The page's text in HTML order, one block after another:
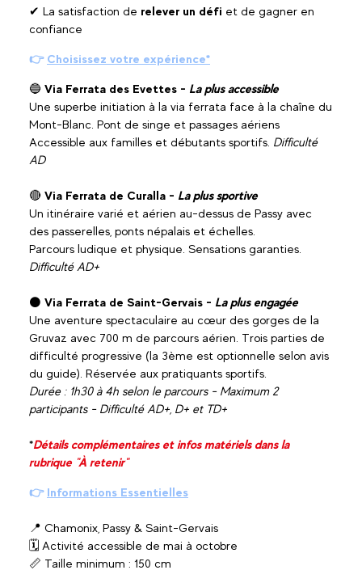
✔ La satisfaction de relever un défi et de gagner en
confiance
👉 Choisissez votre expérience*
🔵 Via Ferrata des Evettes - La plus accessible
Une superbe initiation à la via ferrata face à la chaîne du
Mont-Blanc. Pont de singe et passages aériens
Accessible aux familles et débutants sportifs. Difficulté
AD
🔴 Via Ferrata de Curalla - La plus sportive
Un itinéraire varié et aérien au-dessus de Passy avec
des passerelles, ponts népalais et échelles.
Parcours ludique et physique. Sensations garanties.
Difficulté AD+
⚫ Via Ferrata de Saint-Gervais - La plus engagée
Une aventure spectaculaire au cœur des gorges de la
Gruvaz avec 700 m de parcours aérien. Trois parties de
difficulté progressive (la 3ème est optionnelle selon avis
du guide). Réservée aux pratiquants sportifs.
Durée : 1h30 à 4h selon le parcours - Maximum 2
participants - Difficulté AD+, D+ et TD+
*Détails complémentaires et infos matériels dans la
rubrique "À retenir"
👉 Informations Essentielles
📍 Chamonix, Passy & Saint-Gervais
🗓️ Activité accessible de mai à octobre
📏 Taille minimum : 150 cm